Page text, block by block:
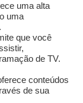
uma alta
uma
que você
de TV.
conteúdos
de sua